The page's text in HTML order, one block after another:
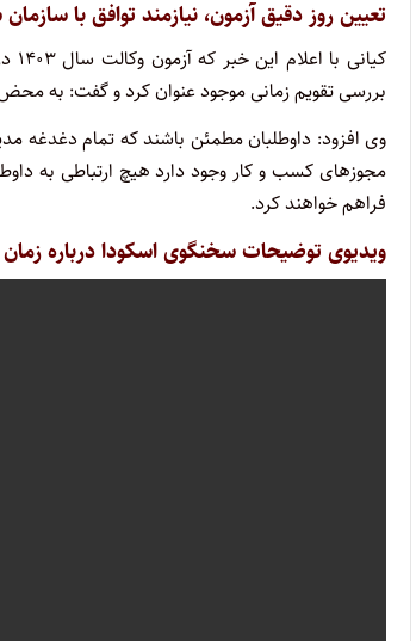
تعیین روز دقیق آزمون، نیازمند توافق با
بررسی تقویم زمانی موجود عنوان کرد و گفت: به
وی افزود: داوطلبان مطمئن باشند که تمام دغدغه
مجوزهای کسب و کار وجود دارد هیچ ارتباطی به
فراهم خواهند کرد.
ویدیوی توضیحات سخنگوی اسکودا درباره زمان